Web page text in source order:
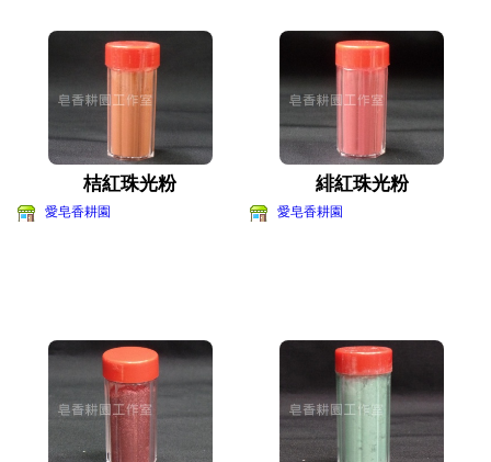
桔紅珠光粉
愛皂香耕園
緋紅珠光粉
愛皂香耕園